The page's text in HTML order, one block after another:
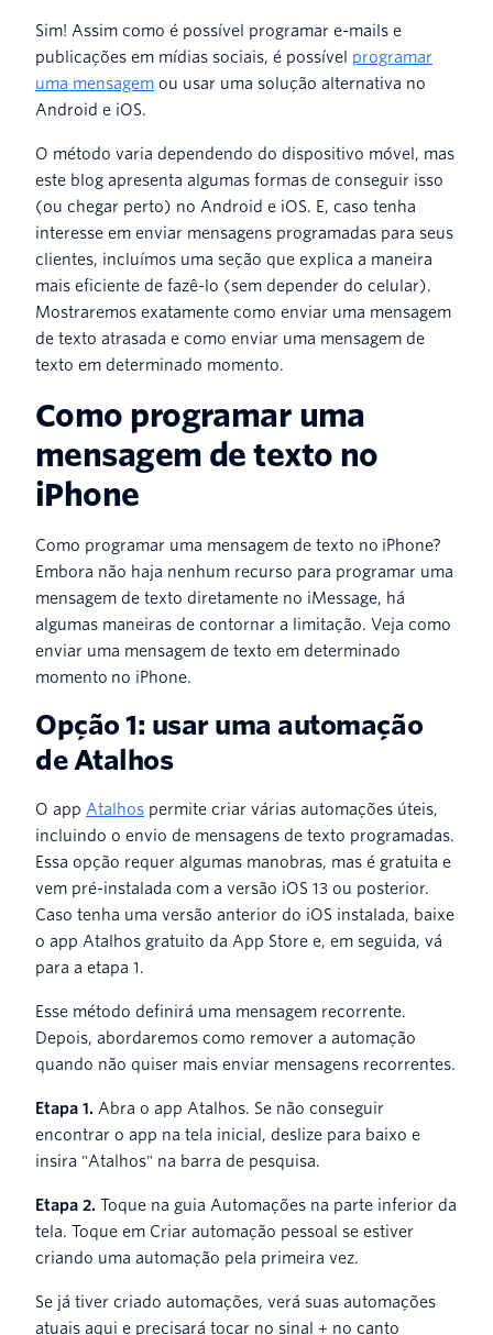
Sim! Assim como é possível programar e-mails e
publicações em mídias sociais, é possível programar
uma mensagem ou usar uma solução alternativa no
Android e iOS.
O método varia dependendo do dispositivo móvel, mas
este blog apresenta algumas formas de conseguir isso
(ou chegar perto) no Android e iOS. E, caso tenha
interesse em enviar mensagens programadas para seus
clientes, incluímos uma seção que explica a maneira
mais eficiente de fazê-lo (sem depender do celular).
Mostraremos exatamente como enviar uma mensagem
de texto atrasada e como enviar uma mensagem de
texto em determinado momento.
Como programar uma
mensagem de texto no
iPhone
Como programar uma mensagem de texto no iPhone?
Embora não haja nenhum recurso para programar uma
mensagem de texto diretamente no iMessage, há
algumas maneiras de contornar a limitação. Veja como
enviar uma mensagem de texto em determinado
momento no iPhone.
Opção 1: usar uma automação
de Atalhos
O app Atalhos permite criar várias automações úteis,
incluindo o envio de mensagens de texto programadas.
Essa opção requer algumas manobras, mas é gratuita e
vem pré-instalada com a versão iOS 13 ou posterior.
Caso tenha uma versão anterior do iOS instalada, baixe
o app Atalhos gratuito da App Store e, em seguida, vá
para a etapa 1.
Esse método definirá uma mensagem recorrente.
Depois, abordaremos como remover a automação
quando não quiser mais enviar mensagens recorrentes.
Etapa 1. Abra o app Atalhos. Se não conseguir
encontrar o app na tela inicial, deslize para baixo e
insira "Atalhos" na barra de pesquisa.
Etapa 2. Toque na guia Automações na parte inferior da
tela. Toque em Criar automação pessoal se estiver
criando uma automação pela primeira vez.
Se já tiver criado automações, verá suas automações
atuais aqui e precisará tocar no sinal + no canto